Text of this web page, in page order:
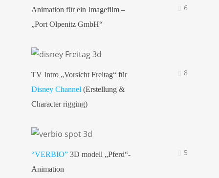
Animation für ein Imagefilm –
„Port Olpenitz GmbH“
6
TV Intro „Vorsicht Freitag“ für
Disney Channel (Erstellung &
Character rigging)
8
“VERBIO” 3D modell „Pferd“-
Animation
5